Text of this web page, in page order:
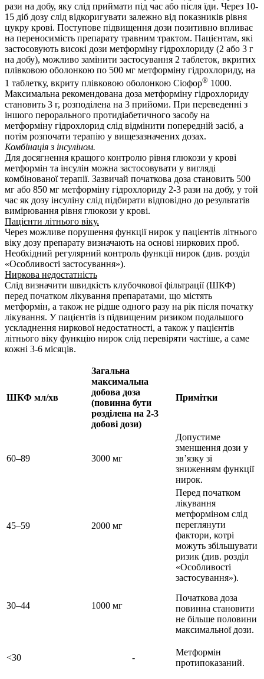
рази на добу, яку слід приймати під час або після їди. Через 10-
15 діб дозу слід відкоригувати залежно від показників рівня
цукру крові. Поступове підвищення дози позитивно впливає
на переносимість препарату травним трактом. Пацієнтам, які
застосовують високі дози метформіну гідрохлориду (2 або 3 г
на добу), можливо замінити застосування 2 таблеток, вкритих
плівковою оболонкою по 500 мг метформіну гідрохлориду, на
1 таблетку, вкриту плівковою оболонкою Сіофор® 1000.
Максимальна рекомендована доза метформіну гідрохлориду
становить 3 г, розподілена на 3 прийоми. При переведенні з
іншого перорального протидіабетичного засобу на
метформіну гідрохлорид слід відмінити попередній засіб, а
потім розпочати терапію у вищезазначених дозах.
Комбінація з інсуліном.
Для досягнення кращого контролю рівня глюкози у крові
метформін та інсулін можна застосовувати у вигляді
комбінованої терапії. Зазвичай початкова доза становить 500
мг або 850 мг метформіну гідрохлориду 2-3 рази на добу, у той
час як дозу інсуліну слід підбирати відповідно до результатів
вимірювання рівня глюкози у крові.
Пацієнти літнього віку.
Через можливе порушення функції нирок у пацієнтів літнього
віку дозу препарату визначають на основі ниркових проб.
Необхідний регулярний контроль функції нирок (див. розділ
«Особливості застосування»).
Ниркова недостатність
Слід визначити швидкість клубочкової фільтрації (ШКФ)
перед початком лікування препаратами, що містять
метформін, а також не рідше одного разу на рік після початку
лікування. У пацієнтів із підвищеним ризиком подальшого
ускладнення ниркової недостатності, а також у пацієнтів
літнього віку функцію нирок слід перевіряти частіше, а саме
кожні 3-6 місяців.
ШКФ мл/хв
Загальна
максимальна
добова доза
(повинна бути
розділена на 2-3
добові дози)
Примітки
60–89 3000 мг
Допустиме
зменшення дози у
зв’язку зі
зниженням функції
нирок.
45–59 2000 мг
Перед початком
лікування
метформіном слід
переглянути
фактори, котрі
можуть збільшувати
ризик (див. розділ
«Особливості
застосування»).
Початкова доза
повинна становити
не більше половини
максимальної дози.
30–44 1000 мг
<30 -
Метформін
протипоказаний.